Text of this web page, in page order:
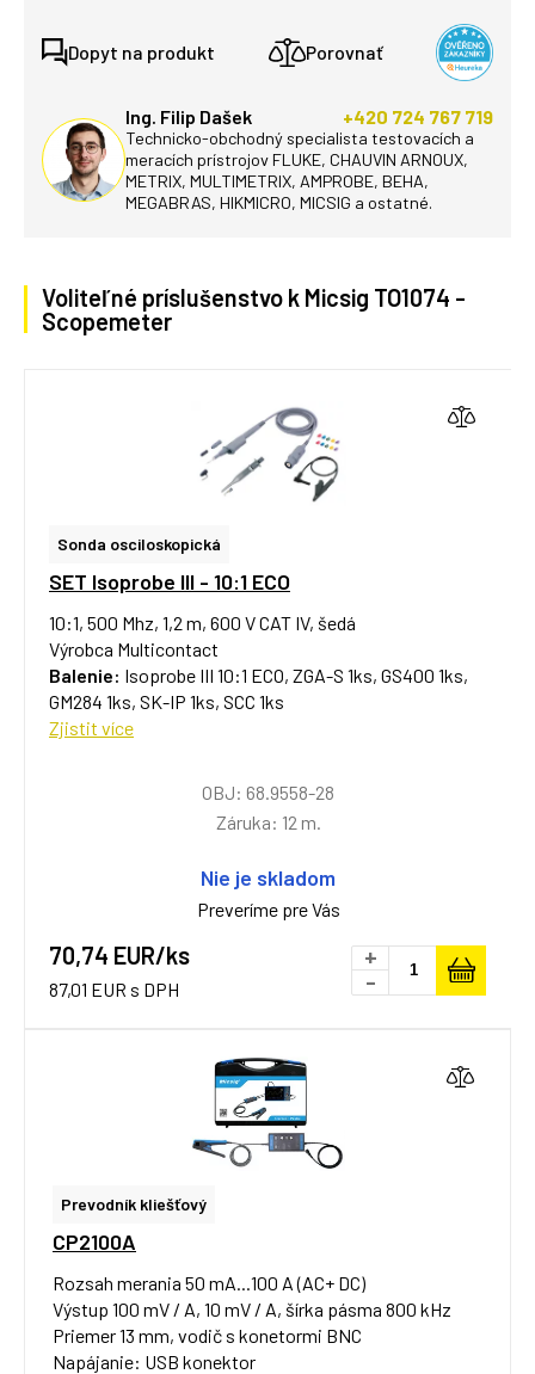
Dopyt na produkt Porovnať
Ing. Filip Dašek +420 724 767 719
Technicko-obchodný specialista testovacích a
meracích prístrojov FLUKE, CHAUVIN ARNOUX,
METRIX, MULTIMETRIX, AMPROBE, BEHA,
MEGABRAS, HIKMICRO, MICSIG a ostatné.
Voliteľné príslušenstvo k Micsig TO1074 -
Scopemeter
Sonda osciloskopická
SET Isoprobe III - 10:1 ECO
10:1, 500 Mhz, 1,2 m, 600 V CAT IV, šedá
Výrobca Multicontact
Balenie: Isoprobe III 10:1 ECO, ZGA-S 1ks, GS400 1ks,
GM284 1ks, SK-IP 1ks, SCC 1ks
Zjistit více
OBJ: 68.9558-28
Záruka: 12 m.
Nie je skladom
Preveríme pre Vás
70,74 EUR/ks
87,01 EUR s DPH
+
-
Prevodník kliešťový
CP2100A
Rozsah merania 50 mA...100 A (AC+ DC)
Výstup 100 mV / A, 10 mV / A, šírka pásma 800 kHz
Priemer 13 mm, vodič s konetormi BNC
Napájanie: USB konektor